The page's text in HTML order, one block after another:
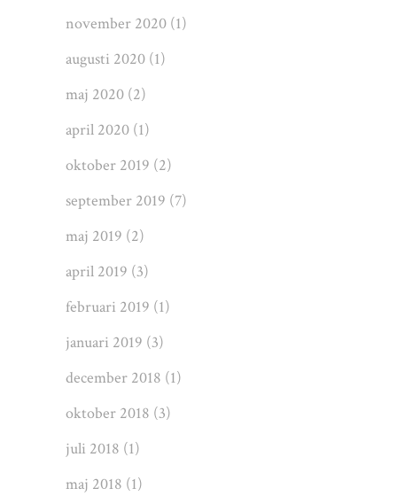
november 2020 (1)
augusti 2020 (1)
maj 2020 (2)
april 2020 (1)
oktober 2019 (2)
september 2019 (7)
maj 2019 (2)
april 2019 (3)
februari 2019 (1)
januari 2019 (3)
december 2018 (1)
oktober 2018 (3)
juli 2018 (1)
maj 2018 (1)